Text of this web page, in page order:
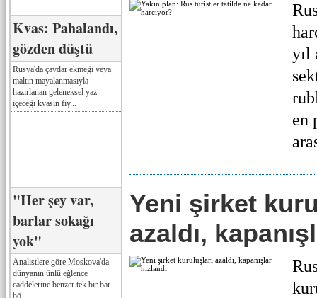
Kvas: Pahalandı,
gözden düştü
Rusya'da çavdar ekmeği veya
maltın mayalanmasıyla
hazırlanan geleneksel yaz
içeceği kvasın fiy...
"Her şey var,
barlar sokağı
yok"
Analistlere göre Moskova'da
dünyanın ünlü eğlence
caddelerine benzer tek bir bar
bö...
yıl
en
Yeni şirket
azaldı,